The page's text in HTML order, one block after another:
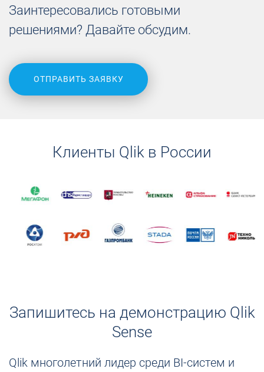
Заинтересовались готовыми
решениями? Давайте обсудим.
ОТПРАВИТЬ ЗАЯВКУ
Клиенты Qlik в России
Запишитесь на демонстрацию Qlik
Sense
Qlik многолетний лидер среди BI-систем и